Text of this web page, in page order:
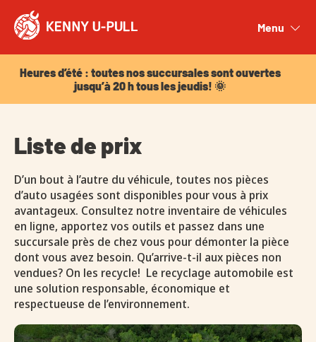
Menu
Heures d’été : toutes nos succursales sont ouvertes
jusqu’à 20 h tous les jeudis! 🌞
Liste de prix
D’un bout à l’autre du véhicule, toutes nos pièces
d’auto usagées sont disponibles pour vous à prix
avantageux. Consultez notre inventaire de véhicules
en ligne, apportez vos outils et passez dans une
succursale près de chez vous pour démonter la pièce
dont vous avez besoin. Qu’arrive-t-il aux pièces non
vendues? On les recycle! Le recyclage automobile est
une solution responsable, économique et
respectueuse de l’environnement.